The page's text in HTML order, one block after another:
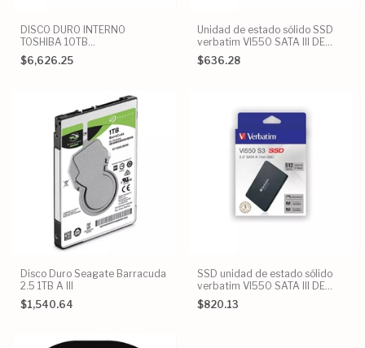
DISCO DURO INTERNO
TOSHIBA 10TB
HDWTA1AUZSVA 3.5 S300
$6,626.25
Unidad de estado sólido SSD
verbatim VI550 SATA III DE
2.5" Y 256 GB
$636.28
Disco Duro Seagate Barracuda
2.5 1TB A III
$1,540.64
SSD unidad de estado sólido
verbatim VI550 SATA III DE
2.5" Y 512 GB
$820.13